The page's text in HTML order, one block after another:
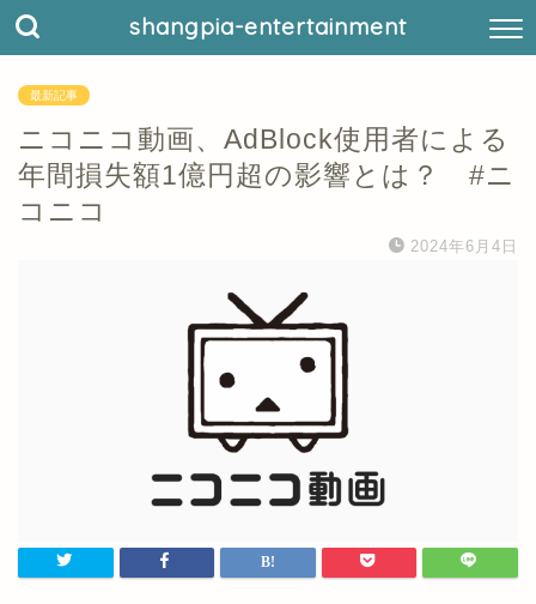
shangpia-entertainment
最新記事
ニコニコ動画、AdBlock使用者による
年間損失額1億円超の影響とは？ #ニ
コニコ
2024年6月4日